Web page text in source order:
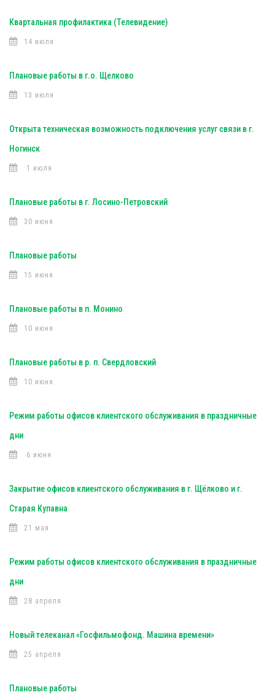
Квартальная профилактика (Телевидение)
14 июля
Плановые работы в г.о. Щелково
13 июля
Открыта техническая возможность подключения услуг связи в г.
Ногинск
1 июля
Плановые работы в г. Лосино-Петровский
30 июня
Плановые работы
15 июня
Плановые работы в п. Монино
10 июня
Плановые работы в р. п. Свердловский
10 июня
Режим работы офисов клиентского обслуживания в праздничные
дни
6 июня
Закрытие офисов клиентского обслуживания в г. Щёлково и г.
Старая Купавна
21 мая
Режим работы офисов клиентского обслуживания в праздничные
дни
28 апреля
Новый телеканал «Госфильмофонд. Машина времени»
25 апреля
Плановые работы